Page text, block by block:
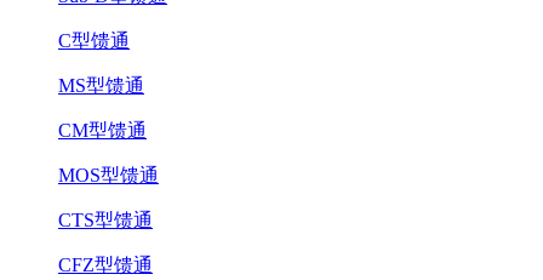
C型馈通
MS型馈通
CM型馈通
MOS型馈通
CTS型馈通
CFZ型馈通